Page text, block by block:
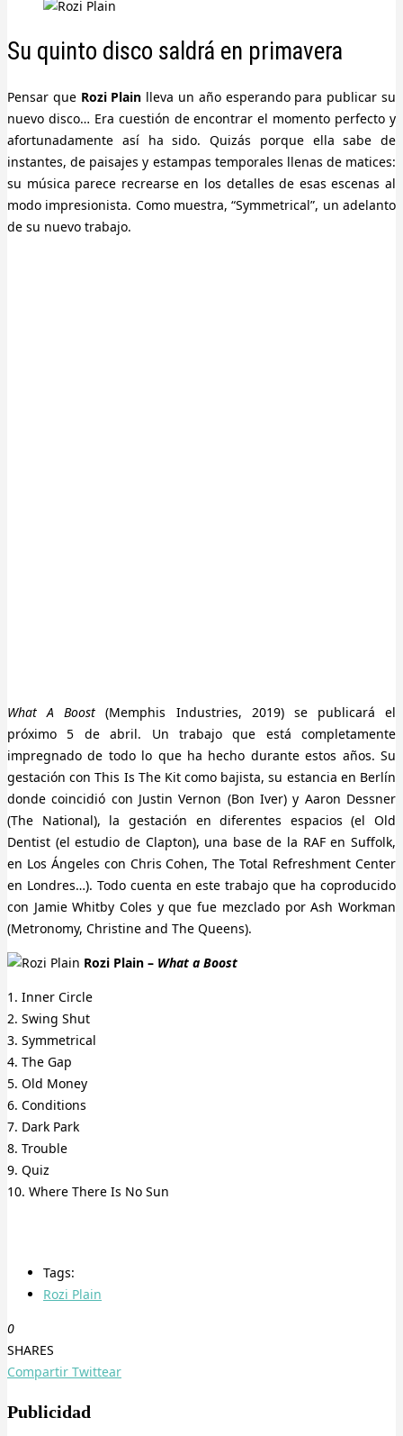
Su quinto disco saldrá en primavera
Pensar que Rozi Plain lleva un año esperando para publicar su
nuevo disco… Era cuestión de encontrar el momento perfecto y
afortunadamente así ha sido. Quizás porque ella sabe de
instantes, de paisajes y estampas temporales llenas de matices:
su música parece recrearse en los detalles de esas escenas al
modo impresionista. Como muestra, “Symmetrical”, un adelanto
de su nuevo trabajo.
What A Boost (Memphis Industries, 2019) se publicará el
próximo 5 de abril. Un trabajo que está completamente
impregnado de todo lo que ha hecho durante estos años. Su
gestación con This Is The Kit como bajista, su estancia en Berlín
donde coincidió con Justin Vernon (Bon Iver) y Aaron Dessner
(The National), la gestación en diferentes espacios (el Old
Dentist (el estudio de Clapton), una base de la RAF en Suffolk,
en Los Ángeles con Chris Cohen, The Total Refreshment Center
en Londres…). Todo cuenta en este trabajo que ha coproducido
con Jamie Whitby Coles y que fue mezclado por Ash Workman
(Metronomy, Christine and The Queens).
Rozi Plain – What a Boost
1. Inner Circle
2. Swing Shut
3. Symmetrical
4. The Gap
5. Old Money
6. Conditions
7. Dark Park
8. Trouble
9. Quiz
10. Where There Is No Sun
Tags:
Rozi Plain
0
SHARES
Compartir Twittear
Publicidad